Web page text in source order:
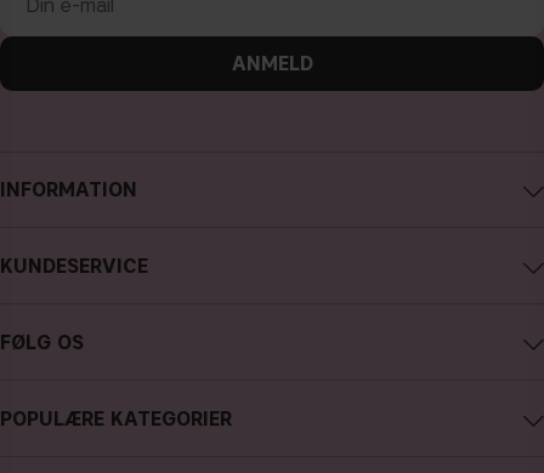
INFORMATION
Karriere
KUNDESERVICE
Fortryd køb
FØLG OS
Facebook
POPULÆRE KATEGORIER
ANMELD